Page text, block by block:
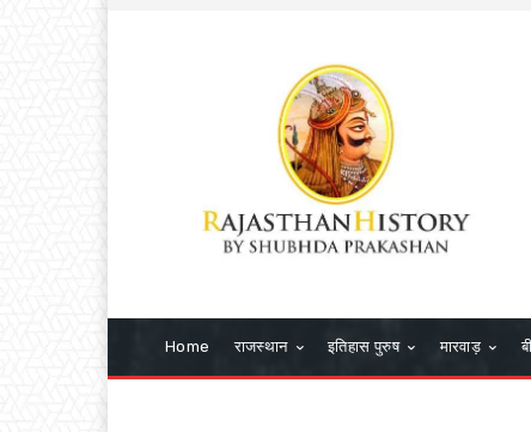
Home राजस्थान इतिहास पुरुष मारवाड़